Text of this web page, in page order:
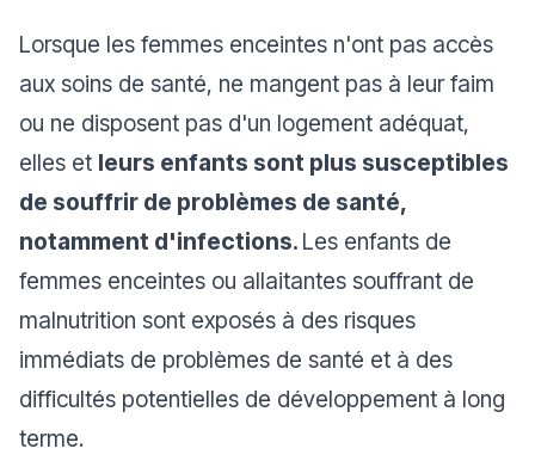
Lorsque les femmes enceintes n'ont pas accès
aux soins de santé, ne mangent pas à leur faim
ou ne disposent pas d'un logement adéquat,
elles et leurs enfants sont plus susceptibles
de souffrir de problèmes de santé,
notamment d'infections. Les enfants de
femmes enceintes ou allaitantes souffrant de
malnutrition sont exposés à des risques
immédiats de problèmes de santé et à des
difficultés potentielles de développement à long
terme.